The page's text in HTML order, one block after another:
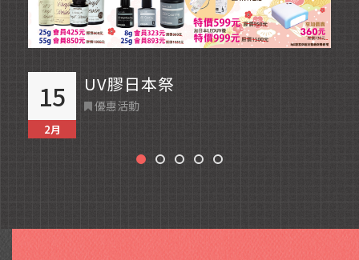
15
2月
UV膠日本祭
優惠活動